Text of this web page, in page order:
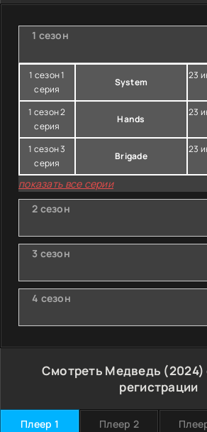
1 сезон
1 сезон 1
серия
System
23
1 сезон 2
серия
Hands
23
1 сезон 3
серия
Brigade
23
показать все серии
2 сезон
3 сезон
4 сезон
Смотреть Медведь (2024)
регистрации
Плеер 1 Плеер 2